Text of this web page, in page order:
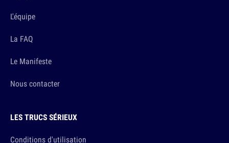
L'équipe
La FAQ
Le Manifeste
Nous contacter
LES TRUCS SÉRIEUX
Conditions d'utilisation